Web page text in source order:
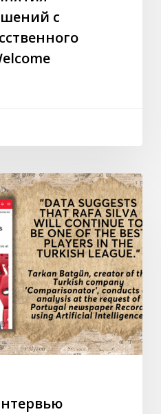
с